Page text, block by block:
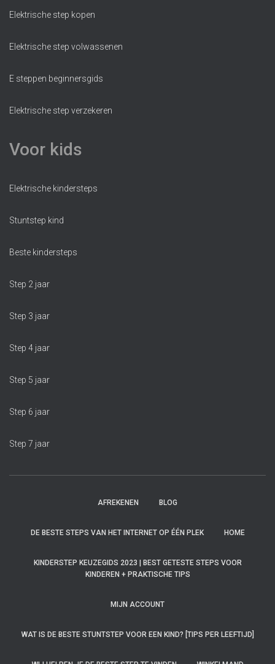
Elektrische step kopen
Elektrische step volwassenen
E steppen beginnersgids
Elektrische step verzekeren
Voor kids
Elektrische kindersteps
Stuntstep kind
Beste kindersteps
Step 2 jaar
Step 3 jaar
Step 4 jaar
Step 5 jaar
Step 6 jaar
Step 7 jaar
AFREKENEN BLOG
DE BESTE STEPS VAN HET INTERNET OP ÉÉN PLEK HOME
KINDERSTEP KEUZEGIDS 2023 | BEST GETESTE STEPS VOOR
KINDEREN + PRAKTISCHE TIPS
MIJN ACCOUNT
WAT IS DE BESTE STUNTSTEP VOOR EEN KIND? [TIPS PER LEEFTIJD]